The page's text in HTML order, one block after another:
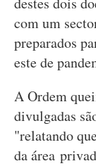
com um
preparados
este de
A Ordem
divulgadas
"relatando
da área